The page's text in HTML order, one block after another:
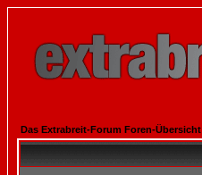
Das Extrabreit-Forum Foren-Übersicht